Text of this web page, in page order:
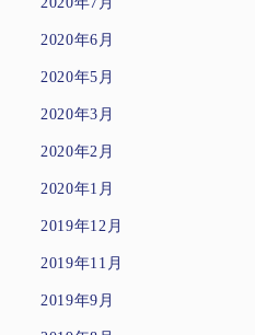
2020年6月
2020年5月
2020年3月
2020年2月
2020年1月
2019年12月
2019年11月
2019年9月